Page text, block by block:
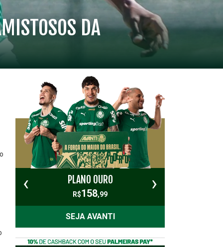
DA
PLANO OURO
R$158,99
‹ ›
SEJA AVANTI